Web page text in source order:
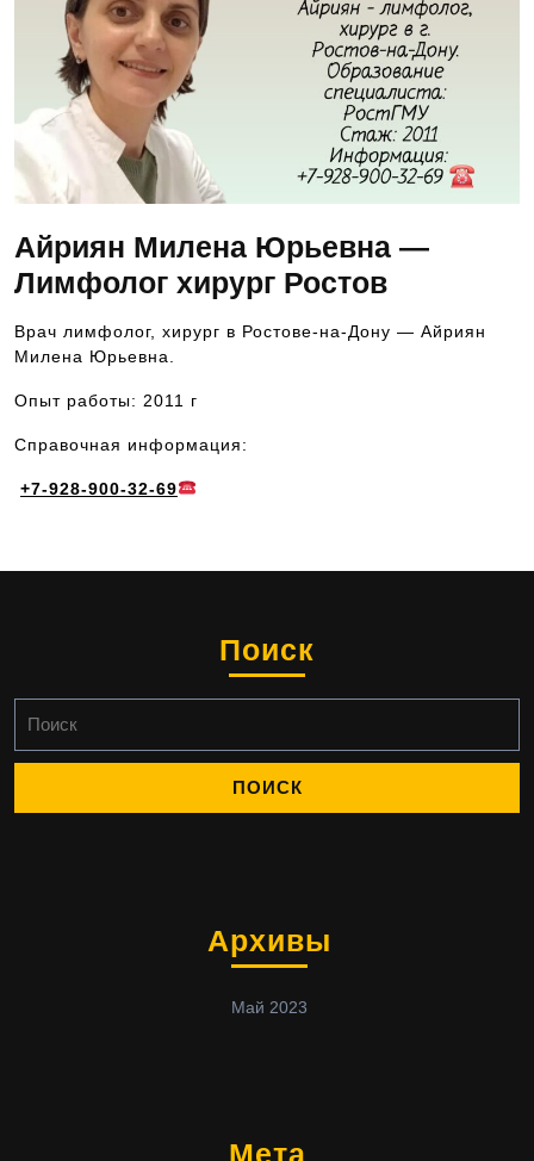
Айриян Милена Юрьевна —
Лимфолог хирург Ростов
Врач лимфолог, хирург в Ростове-на-Дону — Айриян
Милена Юрьевна.
Опыт работы: 2011 г
Справочная информация:
+7-928-900-32-69
Поиск
Архивы
Май 2023
Мета